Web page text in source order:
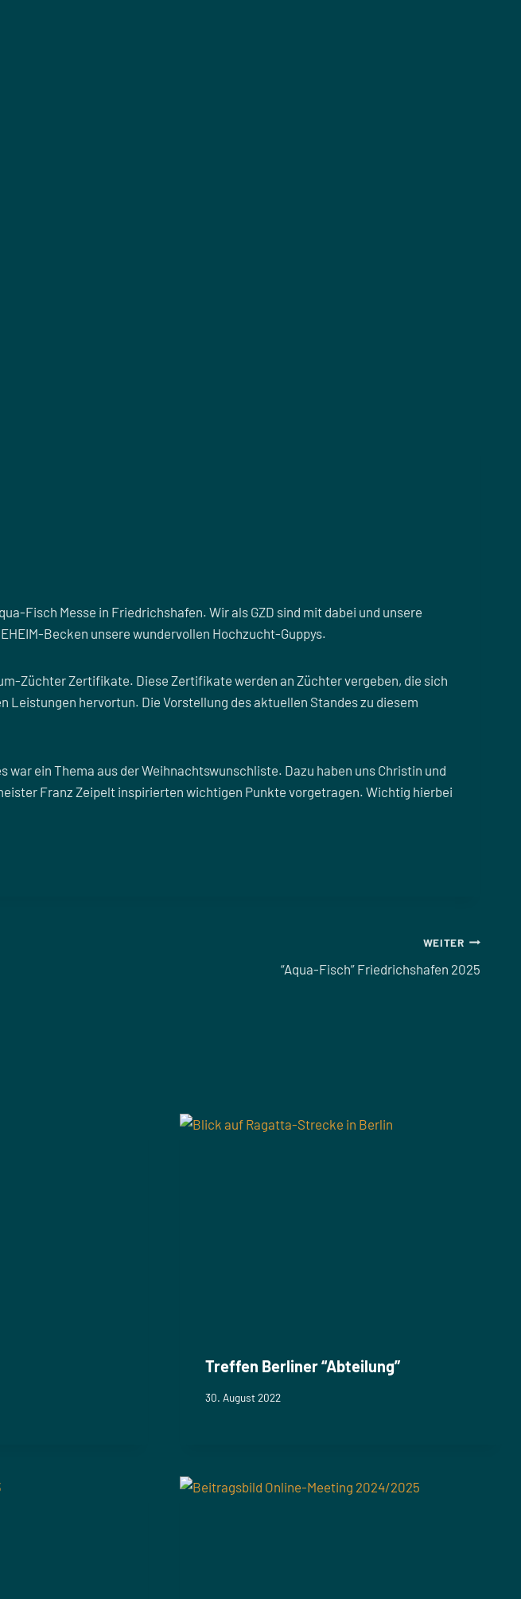
Fisch Messe in Friedrichshafen. Wir als GZD sind mit dabei und unsere
Becken unsere wundervollen Hochzucht-Guppys.
Züchter Zertifikate. Diese Zertifikate werden an Züchter vergeben, die sich
hervortun. Die Vorstellung des aktuellen Standes zu diesem
ein Thema aus der Weihnachtswunschliste. Dazu haben uns Christin und
Franz Zeipelt inspirierten wichtigen Punkte vorgetragen. Wichtig hierbei
WEITER
“Aqua-Fisch” Friedrichshafen 2025
Treffen Berliner “Abteilung”
30. August 2022